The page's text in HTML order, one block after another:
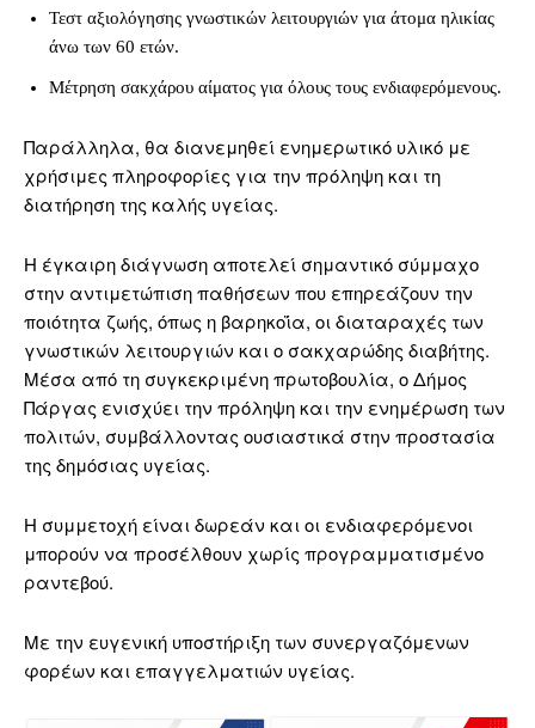
Τεστ αξιολόγησης γνωστικών λειτουργιών για άτομα ηλικίας
άνω των 60 ετών.
Μέτρηση σακχάρου αίματος για όλους τους ενδιαφερόμενους.
Παράλληλα, θα διανεμηθεί ενημερωτικό υλικό με
χρήσιμες πληροφορίες για την πρόληψη και τη
διατήρηση της καλής υγείας.
Η έγκαιρη διάγνωση αποτελεί σημαντικό σύμμαχο
στην αντιμετώπιση παθήσεων που επηρεάζουν την
ποιότητα ζωής, όπως η βαρηκοΐα, οι διαταραχές των
γνωστικών λειτουργιών και ο σακχαρώδης διαβήτης.
Μέσα από τη συγκεκριμένη πρωτοβουλία, ο Δήμος
Πάργας ενισχύει την πρόληψη και την ενημέρωση των
πολιτών, συμβάλλοντας ουσιαστικά στην προστασία
της δημόσιας υγείας.
Η συμμετοχή είναι δωρεάν και οι ενδιαφερόμενοι
μπορούν να προσέλθουν χωρίς προγραμματισμένο
ραντεβού.
Με την ευγενική υποστήριξη των συνεργαζόμενων
φορέων και επαγγελματιών υγείας.